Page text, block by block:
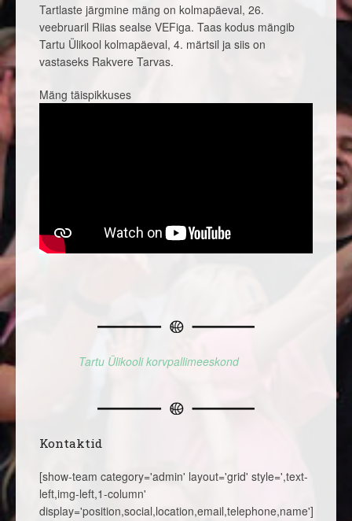
Tartlaste järgmine mäng on kolmapäeval, 26.
veebruaril Riias sealse VEFiga. Taas kodus mängib
Tartu Ülikool kolmapäeval, 4. märtsil ja siis on
vastaseks Rakvere Tarvas.
Mäng täispikkuses
Tartu Ülikooli korvpallimeeskond
Kontaktid
[show-team category='admin' layout='grid' style=',text-
left,img-left,1-column'
display='position,social,location,email,telephone,name']